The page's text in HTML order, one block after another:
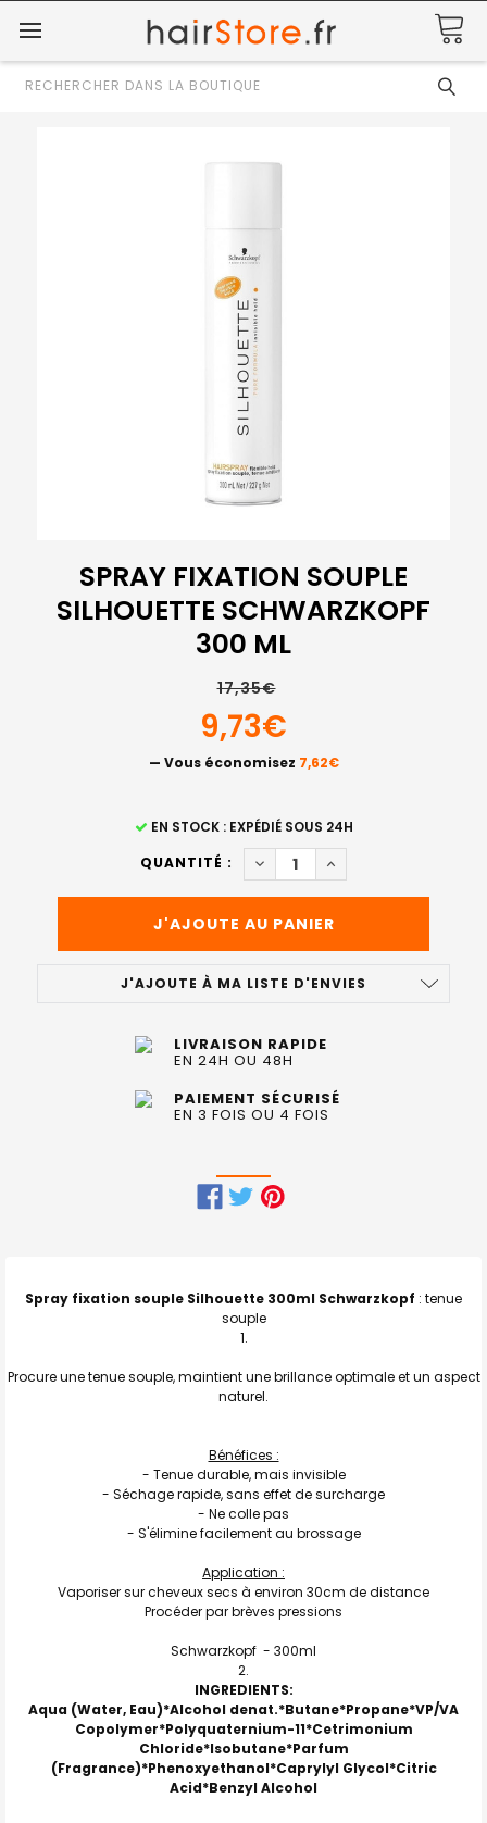
Rechercher
SPRAY FIXATION SOUPLE
SILHOUETTE SCHWARZKOPF
300 ML
17,35€
9,73€
— Vous économisez 7,62€
EN STOCK : EXPÉDIÉ SOUS 24H
QUANTITÉ :
DIMINUER LA QUANTITÉ DE
AUGMENTER LA
J'AJOUTE À MA LISTE D'ENVIES
LIVRAISON RAPIDE
EN 24H OU 48H
PAIEMENT SÉCURISÉ
EN 3 FOIS OU 4 FOIS
ENSEMBLE
TOUT
SELECTIONNER
Spray fixation souple Silhouette 300ml Schwarzkopf : tenue
souple
Procure une tenue souple, maintient une brillance optimale et un aspect
naturel.
Bénéfices :
- Tenue durable, mais invisible
- Séchage rapide, sans effet de surcharge
- Ne colle pas
- S'élimine facilement au brossage
Application :
Vaporiser sur cheveux secs à environ 30cm de distance
Procéder par brèves pressions
Schwarzkopf - 300ml
INGREDIENTS:
Aqua (Water, Eau)*Alcohol denat.*Butane*Propane*VP/VA
Copolymer*Polyquaternium-11*Cetrimonium
Chloride*Isobutane*Parfum
(Fragrance)*Phenoxyethanol*Caprylyl Glycol*Citric
Acid*Benzyl Alcohol